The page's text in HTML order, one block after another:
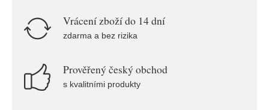
Vrácení zboží do 14 dní
zdarma a bez rizika
Prověřený český obchod
s kvalitními produkty